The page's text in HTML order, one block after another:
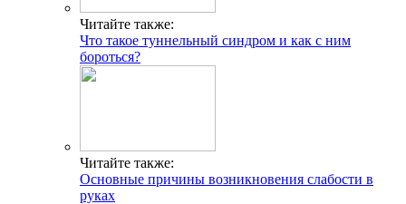
Читайте также:
Что такое туннельный синдром и как с ним
бороться?
Читайте также:
Основные причины возникновения слабости в
руках